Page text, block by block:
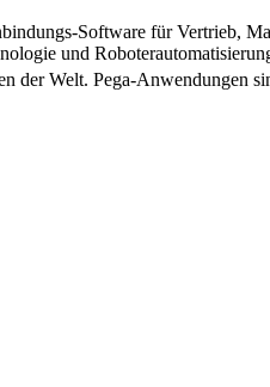
Software für Vertrieb,
und
der Welt. Pega-